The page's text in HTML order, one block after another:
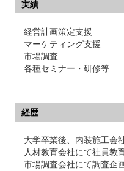
実績
経営計画策定支援
マーケティング支援
市場調査
各種セミナー・研修等
経歴
大学卒業後、内装施工会
人材教育会社にて社員教
市場調査会社にて調査企